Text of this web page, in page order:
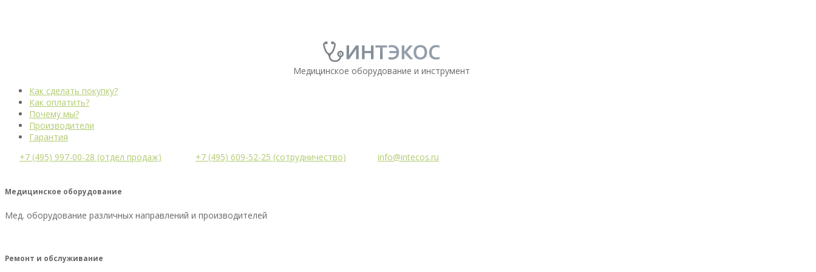
Медицинское оборудование и инструмент
Как сделать покупку?
Как оплатить?
Почему мы?
Производители
Гарантия
+7 (495) 997-00-28 (отдел продаж)
+7 (495) 609-52-25 (сотрудничество) info@intecos.ru
Медицинское оборудование
Мед. оборудование различных направлений и производителей
Ремонт и обслуживание